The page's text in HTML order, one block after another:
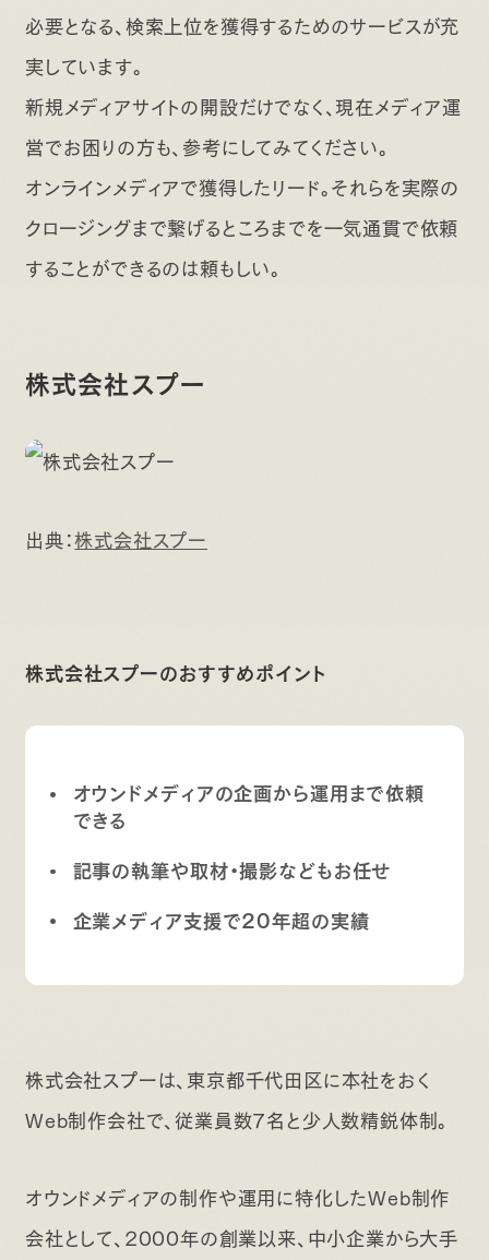
必要となる、検索上位を獲得するためのサービスが充
実しています。
新規メディアサイトの開設だけでなく、現在メディア運
営でお困りの方も、参考にしてみてください。
オンラインメディアで獲得したリード。それらを実際の
クロージングまで繋げるところまでを一気通貫で依頼
することができるのは頼もしい。
株式会社スプー
出典：株式会社スプー
株式会社スプーのおすすめポイント
オウンドメディアの企画から運用まで依頼
できる
記事の執筆や取材・撮影などもお任せ
企業メディア支援で20年超の実績
株式会社スプーは、東京都千代田区に本社をおく
Web制作会社で、従業員数7名と少人数精鋭体制。
オウンドメディアの制作や運用に特化したWeb制作
会社として、2000年の創業以来、中小企業から大手